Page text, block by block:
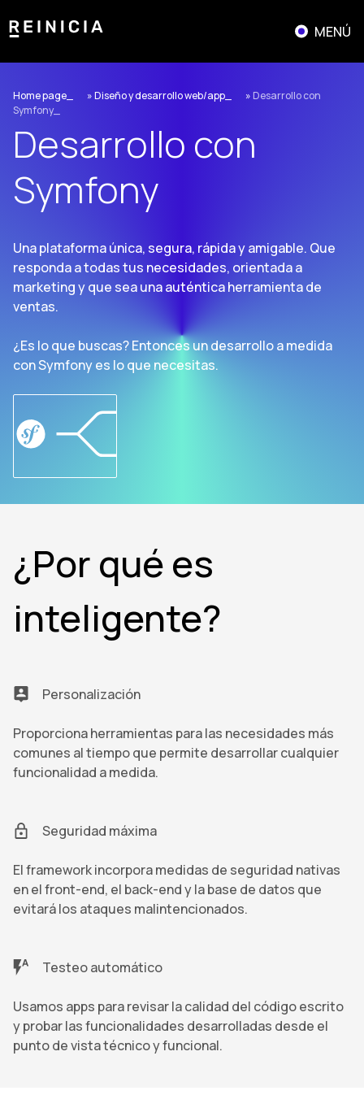
al
MENÚ
Home page »Diseño y desarrollo web/app »Desarrollo con
Symfony
Desarrollo con
Symfony
Una plataforma única, segura, rápida y amigable. Que
responda a todas tus necesidades, orientada a
marketing y que sea una auténtica herramienta de
ventas.
¿Es lo que buscas? Entonces un desarrollo a medida
con Symfony es lo que necesitas.
¿Por qué es
inteligente?
Personalización
Proporciona herramientas para las necesidades más
comunes al tiempo que permite desarrollar cualquier
funcionalidad a medida.
Seguridad máxima
El framework incorpora medidas de seguridad nativas
en el front-end, el back-end y la base de datos que
evitará los ataques malintencionados.
Testeo automático
Usamos apps para revisar la calidad del código escrito
y probar las funcionalidades desarrolladas desde el
punto de vista técnico y funcional.